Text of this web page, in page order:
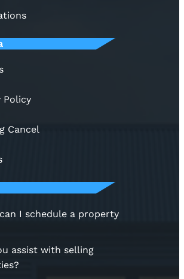
Policy
Cancel
I schedule a property
assist with selling